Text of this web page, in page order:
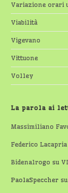
Variazione orari
Viabilità
Vigevano
Vittuone
Volley
La parola ai
Massimiliano
Federico Lacapria
Bidenalrogo su
PaolaSpeccher